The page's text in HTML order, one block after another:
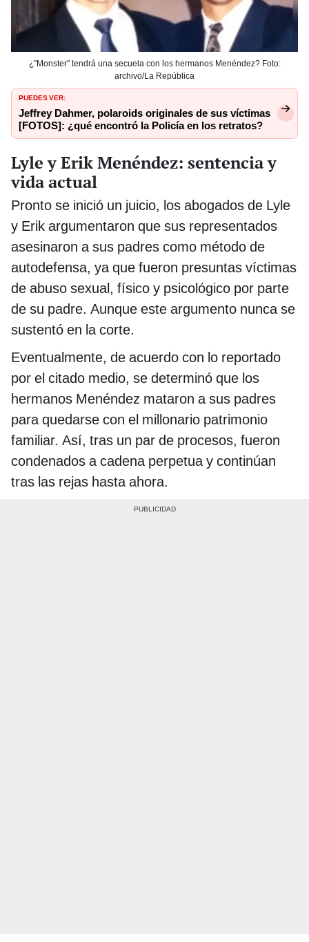
¿"Monster" tendrá una secuela con los hermanos Menéndez? Foto:
archivo/La República
PUEDES VER:
Jeffrey Dahmer, polaroids originales de sus víctimas
[FOTOS]: ¿qué encontró la Policía en los retratos?
Lyle y Erik Menéndez: sentencia y
vida actual
Pronto se inició un juicio, los abogados de Lyle
y Erik argumentaron que sus representados
asesinaron a sus padres como método de
autodefensa, ya que fueron presuntas víctimas
de abuso sexual, físico y psicológico por parte
de su padre. Aunque este argumento nunca se
sustentó en la corte.
Eventualmente, de acuerdo con lo reportado
por el citado medio, se determinó que los
hermanos Menéndez mataron a sus padres
para quedarse con el millonario patrimonio
familiar. Así, tras un par de procesos, fueron
condenados a cadena perpetua y continúan
tras las rejas hasta ahora.